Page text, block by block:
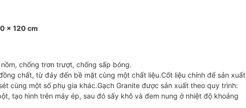
x 120 cm
chống trơn trượt, chống sấp bóng.
chất, từ đáy đến bề mặt cùng một chất liệu.Cốt liệu chính để sản xuất
cùng một số phụ gia khác.Gạch Granite được sản xuất theo quy trình:
tạo hình trên máy ép, sau đó sấy khô và đem nung ở nhiệt độ khoảng